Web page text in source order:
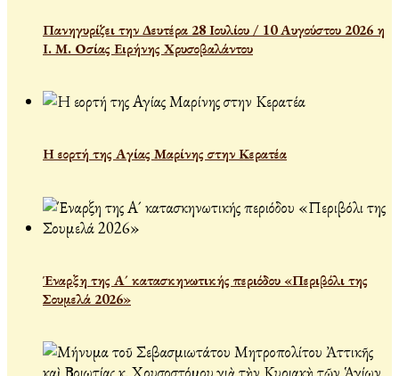
Πανηγυρίζει την Δευτέρα 28 Ιουλίου / 10 Αυγούστου 2026 η
Ι. Μ. Οσίας Ειρήνης Χρυσοβαλάντου
Η εορτή της Αγίας Μαρίνης στην Κερατέα
Έναρξη της Α´ κατασκηνωτικής περιόδου «Περιβόλι της
Σουμελά 2026»